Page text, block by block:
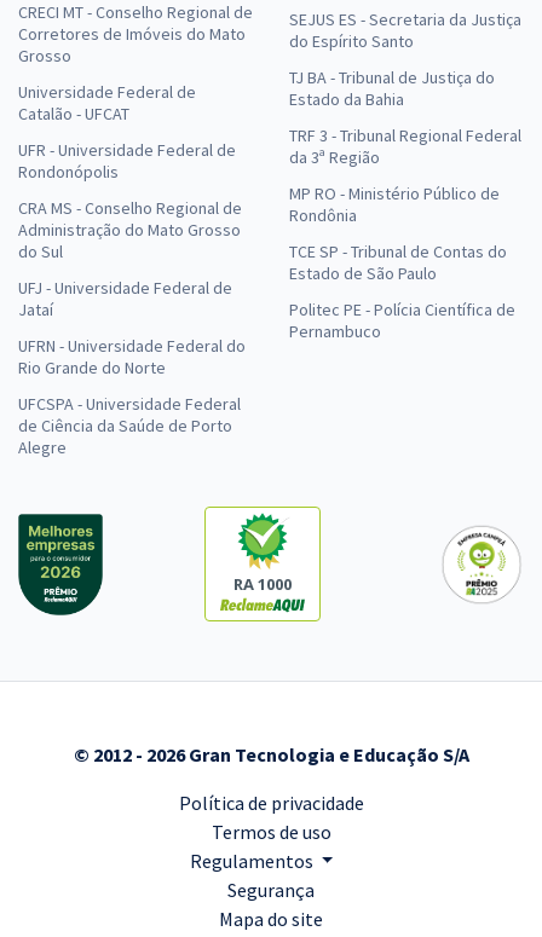
CRECI MT - Conselho Regional de
Corretores de Imóveis do Mato
Grosso
Universidade Federal de
Catalão - UFCAT
UFR - Universidade Federal de
Rondonópolis
CRA MS - Conselho Regional de
Administração do Mato Grosso
do Sul
UFJ - Universidade Federal de
Jataí
UFRN - Universidade Federal do
Rio Grande do Norte
UFCSPA - Universidade Federal
de Ciência da Saúde de Porto
Alegre
SEJUS ES - Secretaria da Justiça
do Espírito Santo
TJ BA - Tribunal de Justiça do
Estado da Bahia
TRF 3 - Tribunal Regional Federal
da 3ª Região
MP RO - Ministério Público de
Rondônia
TCE SP - Tribunal de Contas do
Estado de São Paulo
Politec PE - Polícia Científica de
Pernambuco
RA 1000
© 2012 - 2026 Gran Tecnologia e Educação S/A
Política de privacidade
Termos de uso
Regulamentos
Segurança
Mapa do site